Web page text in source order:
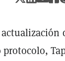
protocolo,